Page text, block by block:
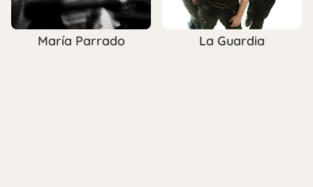
María Parrado La Guardia